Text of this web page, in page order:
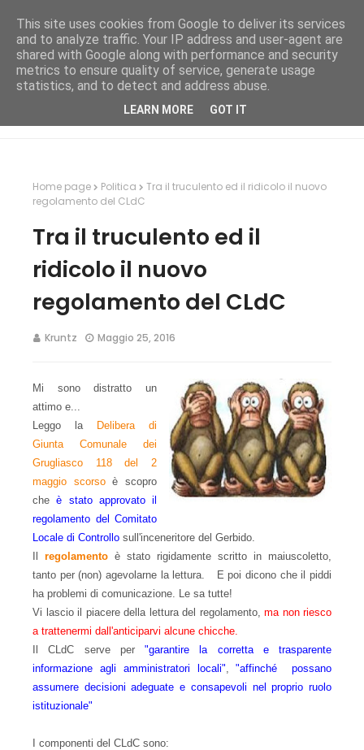
Home page Politica
Tra il truculento ed il ridicolo il nuovo
regolamento del CLdC
Tra il truculento ed il
ridicolo il nuovo
regolamento del CLdC
Kruntz Maggio 25, 2016
Mi sono distratto un
attimo e...
Leggo la
Delibera di
Giunta Comunale dei
Grugliasco 118 del 2
maggio scorsoè scopro
cheè stato approvato il
regolamento del Comitato
Locale di Controllo sull'inceneritore del Gerbido.
regolamento è stato rigidamente scritto in maiuscoletto,
tanto per (non) agevolarne la lettura. E poi dicono che il piddi
ha problemi di comunicazione. Le sa tutte!
Vi lascio il piacere della lettura del regolamento, ma non riesco
a trattenermi dall'anticiparvi alcune chicche.
Il CLdC serve per "garantire la corretta e trasparente
informazione agli amministratori locali","affinché possano
assumere decisioni adeguate e consapevoli nel proprio ruolo
istituzionale"
I componenti del CLdC sono:
This site uses cookies from Google to deliver its services
and to analyze traffic. Your IP address and user-agent are
shared with Google along with performance and security
metrics to ensure quality of service, generate usage
statistics, and to detect and address abuse.
LEARN MORE GOT IT